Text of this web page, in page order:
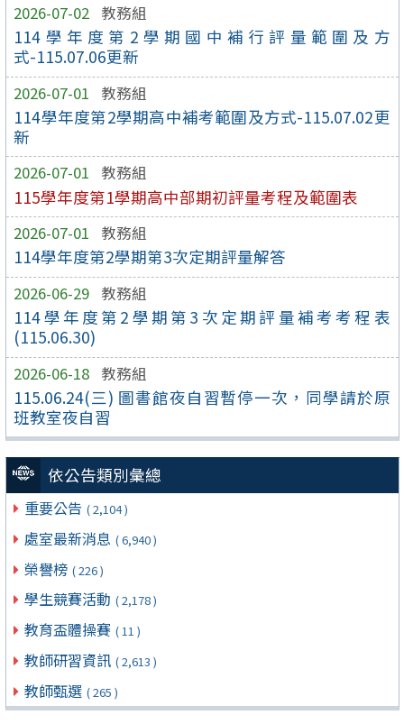
2026-07-02 教務組
114學年度第2學期國中補行評量範圍及方
式-115.07.06更新
2026-07-01 教務組
114學年度第2學期高中補考範圍及方式-115.07.02更
新
2026-07-01 教務組
115學年度第1學期高中部期初評量考程及範圍表
2026-07-01 教務組
114學年度第2學期第3次定期評量解答
2026-06-29 教務組
114學年度第2學期第3次定期評量補考考程表
(115.06.30)
2026-06-18 教務組
115.06.24(三) 圖書館夜自習暫停一次，同學請於原
班教室夜自習
依公告類別彙總
重要公告 ( 2,104 )
處室最新消息 ( 6,940 )
榮譽榜 ( 226 )
學生競賽活動 ( 2,178 )
教育盃體操賽 ( 11 )
教師研習資訊 ( 2,613 )
教師甄選 ( 265 )